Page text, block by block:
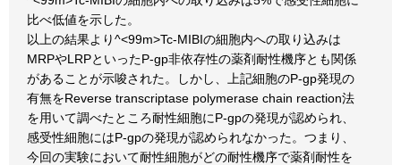
比べ低値を示した。
以上の結果より^<99m>Tc-MIBIの細胞内への取り込みは
MRPやLRPといったP-gp非依存性の薬剤耐性機序とも関係
があることが示唆された。しかし、上記細胞のP-gp発現の
有無をReverse transcriptase polymerase chain reaction法
を用いて調べたところ耐性細胞にP-gpの発現が認められ、
感受性細胞にはP-gpの発現が認められなかった。つまり、
今回の実験において耐性細胞がどの耐性機序で薬剤耐性を